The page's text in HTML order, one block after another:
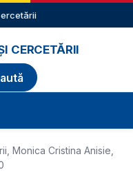
CERCETĂRII
Monica Cristina Anisie,